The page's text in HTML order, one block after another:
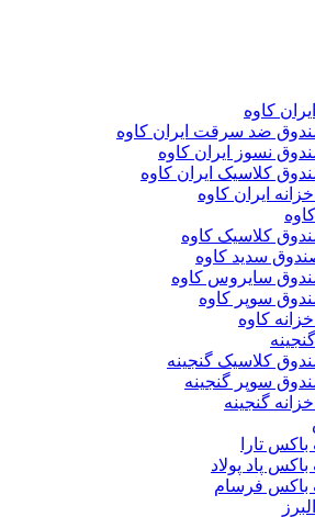
کاوه
ضد سرقت ایران کاوه
نسوز ایران کاوه
کلاسیک ایران کاوه
ایران کاوه
کلاسیک کاوه
سدید کاوه
سایروس کاوه
سوپر کاوه
کاوه
کلاسیک گنجینه
سوپر گنجینه
گنجینه
تارا
پاد پولاد
فرسام